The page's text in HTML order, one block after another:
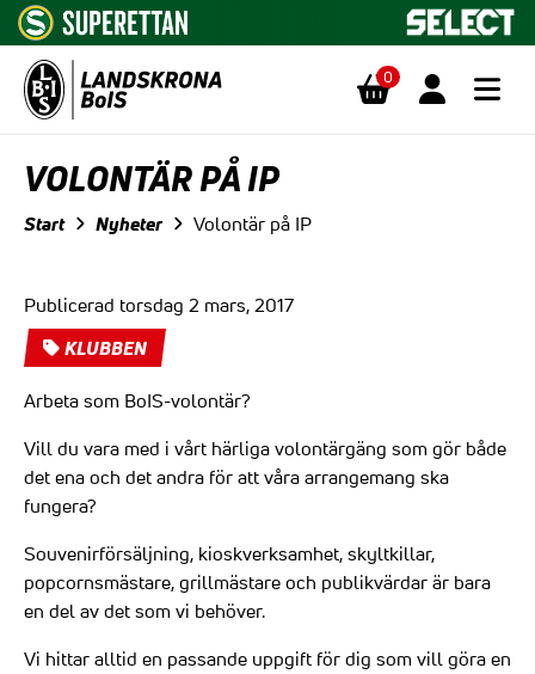
0
VOLONTÄR PÅ IP
Start Nyheter Volontär på IP
Publicerad torsdag 2 mars, 2017
KLUBBEN
Arbeta som BoIS-volontär?
Vill du vara med i vårt härliga volontärgäng som gör både
det ena och det andra för att våra arrangemang ska
fungera?
Souvenirförsäljning, kioskverksamhet, skyltkillar,
popcornsmästare, grillmästare och publikvärdar är bara
en del av det som vi behöver.
Vi hittar alltid en passande uppgift för dig som vill göra en